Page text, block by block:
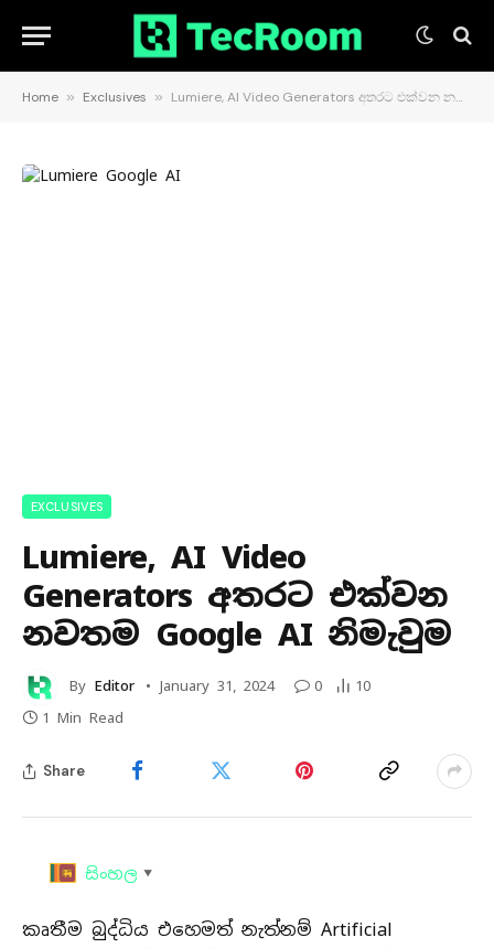
Home » Exclusives » Lumiere, AI Video Generators අතරට එක්වන නවතම Google AI නිමැවු​ම
EXCLUSIVES
Lumiere, AI Video
Generators අතරට එක්වන
නවතම Google AI නිමැවු​ම
By Editor January 31, 2024 0
10
1 Min Read
Share
සිංහල ▼
කෘතීම බුද්ධිය එහෙමත් නැත්නම් Artificial